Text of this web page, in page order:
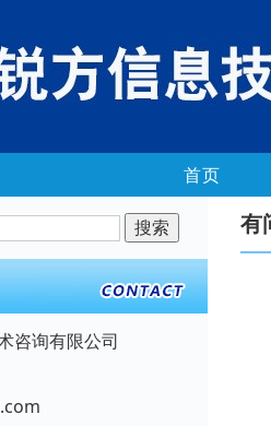
首页
咨询有限公司
有